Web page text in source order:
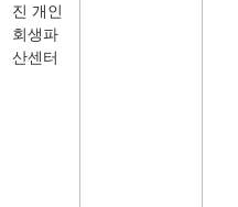
진 개인
회생파
산센터